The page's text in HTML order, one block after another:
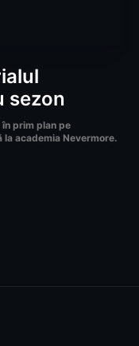
sezon
prim plan pe
academia Nevermore.